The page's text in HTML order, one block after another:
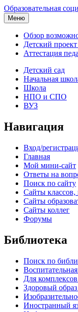
Образовательная
Меню
Обзор
Детский
Аттестация
Детский сад
Начальная
Школа
НПО и СПО
ВУЗ
Навигация
Вход/
Главная
Мой мини-сайт
Ответы на
Поиск по сайту
Сайты классов,
Сайты
Сайты коллег
Форумы
Библиотека
Поиск по
Для
Здоровый
Иностранный